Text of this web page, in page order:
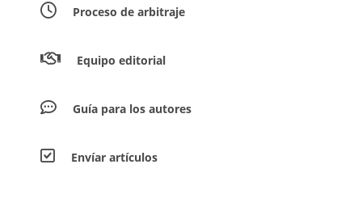
Proceso de arbitraje
Equipo editorial
Guía para los autores
Envíar artículos